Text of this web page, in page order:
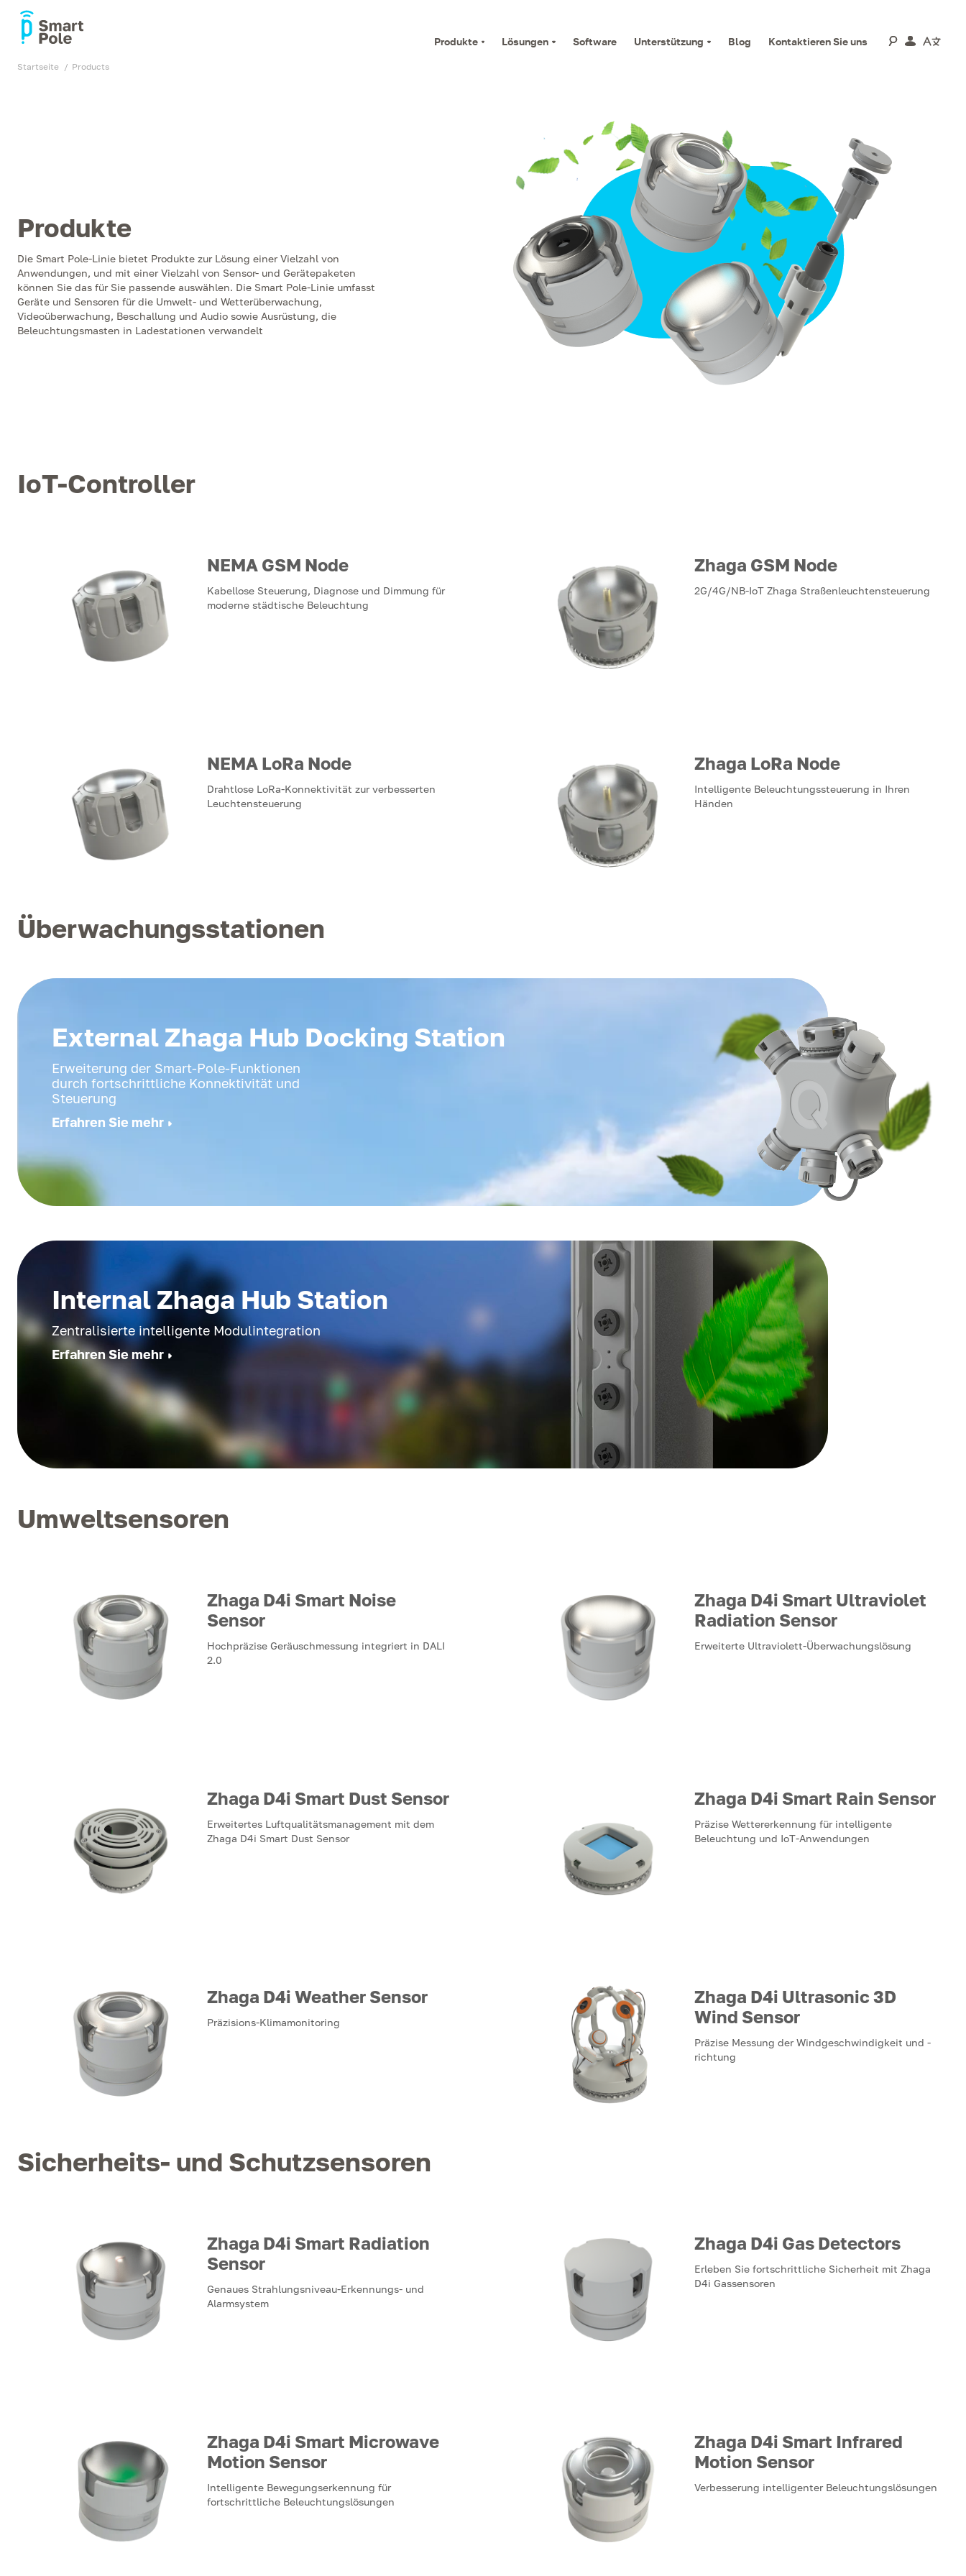
Produkte Lösungen Software Unterstützung Blog Kontaktieren Sie uns
Startseite products
Produkte
Die Smart Pole-Linie bietet Produkte zur Lösung einer Vielzahl von
Anwendungen, und mit einer Vielzahl von Sensor- und Gerätepaketen
können Sie das für Sie passende auswählen. Die Smart Pole-Linie umfasst
Geräte und Sensoren für die Umwelt- und Wetterüberwachung,
Videoüberwachung, Beschallung und Audio sowie Ausrüstung, die
Beleuchtungsmasten in Ladestationen verwandelt
IoT-Controller
NEMA GSM Node
Kabellose Steuerung, Diagnose und Dimmung für
moderne städtische Beleuchtung
Zhaga GSM Node
2G/4G/NB-IoT Zhaga Straßenleuchtensteuerung
NEMA LoRa Node
Drahtlose LoRa-Konnektivität zur verbesserten
Leuchtensteuerung
Zhaga LoRa Node
Intelligente Beleuchtungssteuerung in Ihren
Händen
Überwachungsstationen
External Zhaga Hub Docking Station
Erweiterung der Smart-Pole-Funktionen
durch fortschrittliche Konnektivität und
Steuerung
Erfahren Sie mehr
Internal Zhaga Hub Station
Zentralisierte intelligente Modulintegration
Erfahren Sie mehr
Umweltsensoren
Zhaga D4i Smart Noise
Sensor
Hochpräzise Geräuschmessung integriert in DALI
2.0
Zhaga D4i Smart Ultraviolet
Radiation Sensor
Erweiterte Ultraviolett-Überwachungslösung
Zhaga D4i Smart Dust Sensor
Erweitertes Luftqualitätsmanagement mit dem
Zhaga D4i Smart Dust Sensor
Zhaga D4i Smart Rain Sensor
Präzise Wettererkennung für intelligente
Beleuchtung und IoT-Anwendungen
Zhaga D4i Weather Sensor
Präzisions-Klimamonitoring
Zhaga D4i Ultrasonic 3D
Wind Sensor
Präzise Messung der Windgeschwindigkeit und -
richtung
Sicherheits- und Schutzsensoren
Zhaga D4i Smart Radiation
Sensor
Genaues Strahlungsniveau-Erkennungs- und
Alarmsystem
Zhaga D4i Gas Detectors
Erleben Sie fortschrittliche Sicherheit mit Zhaga
D4i Gassensoren
Zhaga D4i Smart Microwave
Motion Sensor
Intelligente Bewegungserkennung für
fortschrittliche Beleuchtungslösungen
Zhaga D4i Smart Infrared
Motion Sensor
Verbesserung intelligenter Beleuchtungslösungen